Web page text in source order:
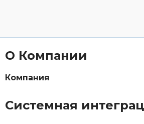
О Компании
Компания
Системная